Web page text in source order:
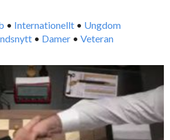
• Internationellt • Ungdom
• Damer • Veteran